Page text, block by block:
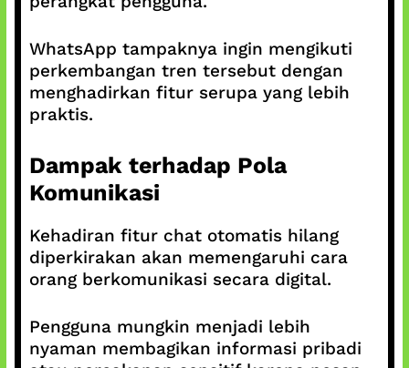
WhatsApp tampaknya ingin mengikuti
perkembangan tren tersebut dengan
menghadirkan fitur serupa yang lebih
praktis.
Dampak terhadap Pola
Komunikasi
Kehadiran fitur chat otomatis hilang
diperkirakan akan memengaruhi cara
orang berkomunikasi secara digital.
Pengguna mungkin menjadi lebih
nyaman membagikan informasi pribadi